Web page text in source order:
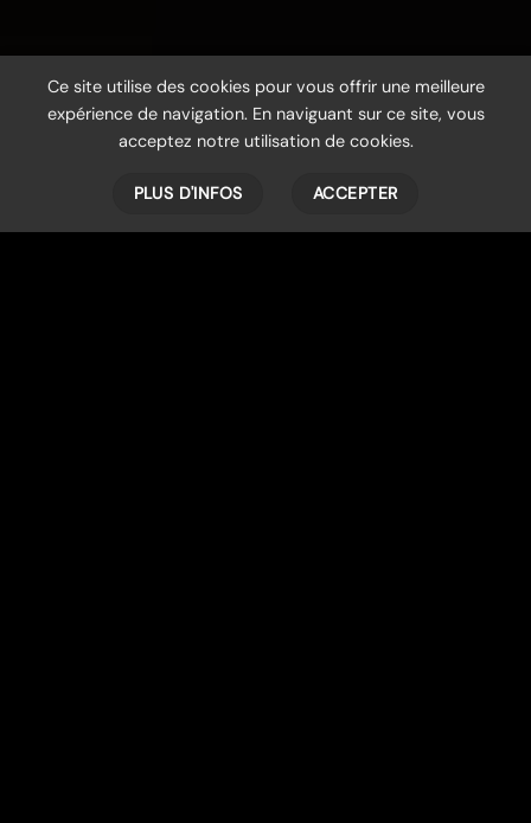
Ce site utilise des cookies pour vous offrir une meilleure
expérience de navigation. En naviguant sur ce site, vous
acceptez notre utilisation de cookies.
PLUS D'INFOS ACCEPTER